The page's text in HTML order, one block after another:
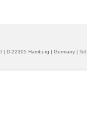
D-22305 Hamburg | Germany |